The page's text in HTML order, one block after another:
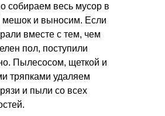
собираем весь мусор в
мешок и выносим. Если
вместе с тем, чем
пол, поступили
Пылесосом, щеткой и
тряпками удаляем
и пыли со всех